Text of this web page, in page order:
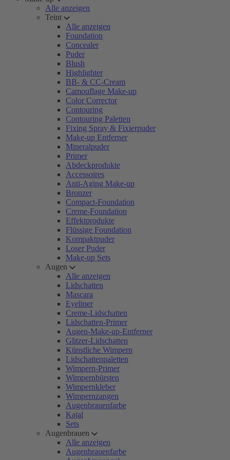
Alle anzeigen
Teint
Alle anzeigen
Foundation
Concealer
Puder
Blush
Highlighter
BB- & CC-Cream
Camouflage Make-up
Color Corrector
Contouring
Contouring Paletten
Fixing Spray & Fixierpuder
Make-up Entferner
Mineralpuder
Primer
Abdeckprodukte
Accessoires
Anti-Aging Make-up
Bronzer
Compact-Foundation
Creme-Foundation
Effektprodukte
Flüssige Foundation
Kompaktpuder
Loser Puder
Make-up Sets
Augen
Alle anzeigen
Lidschatten
Mascara
Eyeliner
Creme-Lidschatten
Lidschatten-Primer
Augen-Make-up-Entferner
Glitzer-Lidschatten
Künstliche Wimpern
Lidschattenpaletten
Wimpern-Primer
Wimpernbürsten
Wimpernkleber
Wimpernzangen
Augenbrauenfarbe
Kajal
Sets
Augenbrauen
Alle anzeigen
Augenbrauenfarbe